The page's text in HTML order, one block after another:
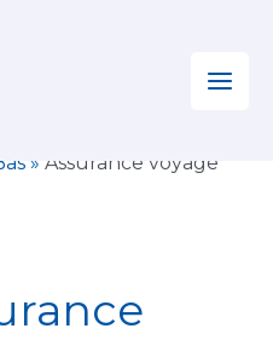
» Assurance voyage